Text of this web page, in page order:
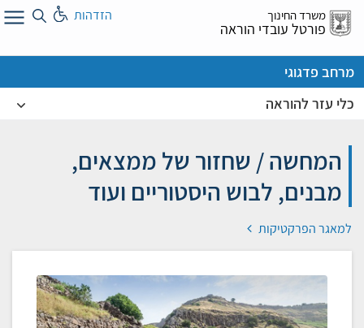
דלג
אל
משרד החינוך
פורטל עובדי הוראה
הזדהות
מרחב פדגוגי
כלי עזר להוראה
המחשה / שחזור של ממצאים,
מבנים, לבוש היסטוריים ועוד
למאגר הפרקטיקות